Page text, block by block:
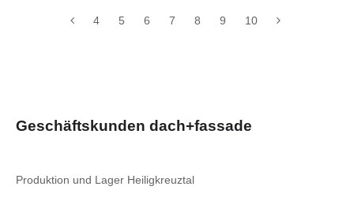
4 5 6 7 8 9 10
Geschäftskunden dach+fassade
Produktion und Lager Heiligkreuztal